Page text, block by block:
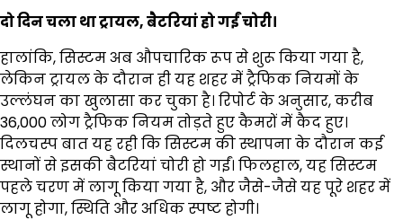
दो दिन चला था ट्रायल, बैटरियां हो गईं चोरी।
हालांकि, सिस्टम अब औपचारिक रूप से शुरू किया गया है,
लेकिन ट्रायल के दौरान ही यह शहर में ट्रैफिक नियमों के
उल्लंघन का खुलासा कर चुका है। रिपोर्ट के अनुसार, करीब
36,000 लोग ट्रैफिक नियम तोड़ते हुए कैमरों में कैद हुए।
दिलचस्प बात यह रही कि सिस्टम की स्थापना के दौरान कई
स्थानों से इसकी बैटरियां चोरी हो गईं। फिलहाल, यह सिस्टम
पहले चरण में लागू किया गया है, और जैसे-जैसे यह पूरे शहर में
लागू होगा, स्थिति और अधिक स्पष्ट होगी।